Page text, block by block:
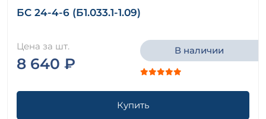
БС 24-4-6 (Б1.033.1-1.09)
Цена за шт.
8 640 ₽
В наличии
Купить